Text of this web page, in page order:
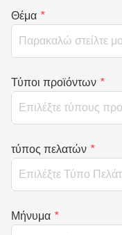
Θέμα *
Τύποι προϊόντων *
τύπος πελατών *
Μήνυμα *